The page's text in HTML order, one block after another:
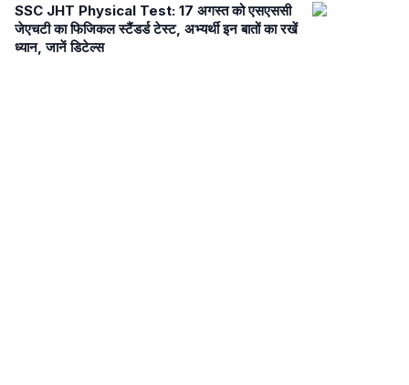
SSC JHT Physical Test: 17 अगस्त को एसएससी
जेएचटी का फिजिकल स्टैंडर्ड टेस्ट, अभ्यर्थी इन बातों का रखें
ध्यान, जानें डिटेल्स